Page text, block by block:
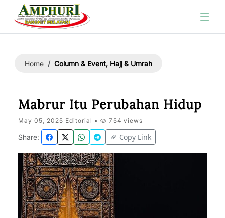
Home Column & Event, Hajj & Umrah
Mabrur Itu Perubahan Hidup
May 05, 2025 Editorial • 754 views
Share: Copy Link